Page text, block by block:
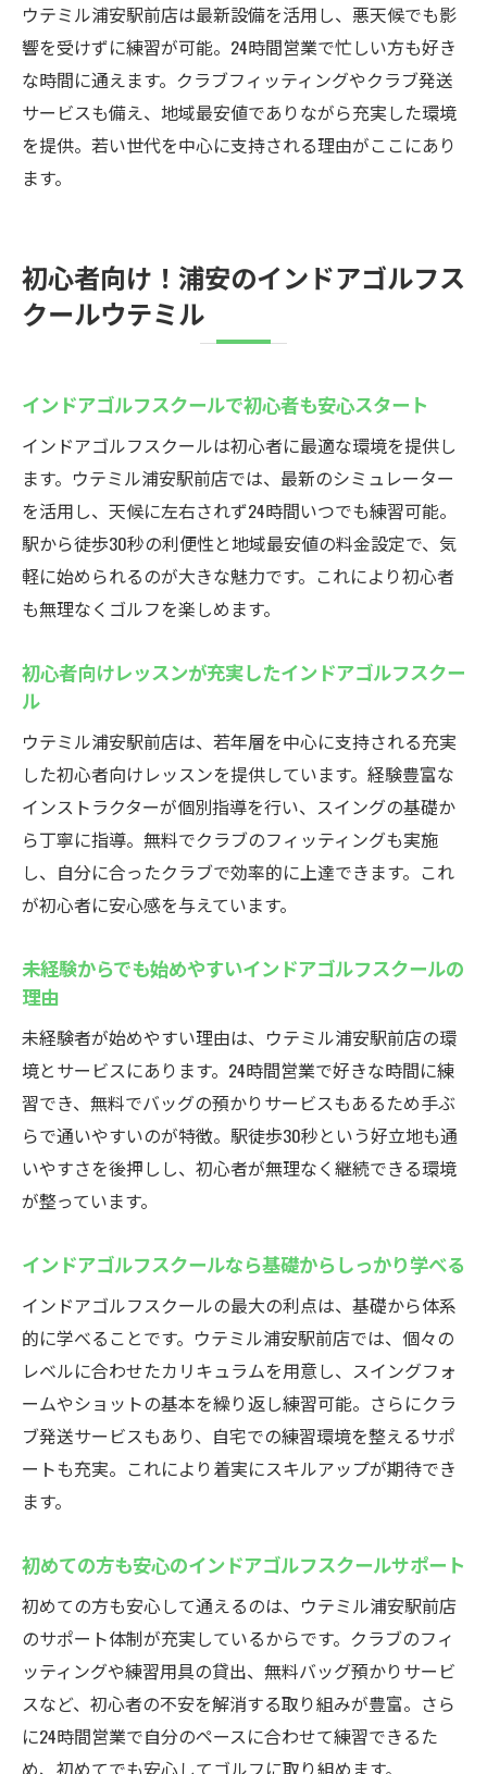
ウテミル浦安駅前店は最新設備を活用し、悪天候でも影
響を受けずに練習が可能。24時間営業で忙しい方も好き
な時間に通えます。クラブフィッティングやクラブ発送
サービスも備え、地域最安値でありながら充実した環境
を提供。若い世代を中心に支持される理由がここにあり
ます。
初心者向け！浦安のインドアゴルフス
クールウテミル
インドアゴルフスクールで初心者も安心スタート
インドアゴルフスクールは初心者に最適な環境を提供し
ます。ウテミル浦安駅前店では、最新のシミュレーター
を活用し、天候に左右されず24時間いつでも練習可能。
駅から徒歩30秒の利便性と地域最安値の料金設定で、気
軽に始められるのが大きな魅力です。これにより初心者
も無理なくゴルフを楽しめます。
初心者向けレッスンが充実したインドアゴルフスクー
ル
ウテミル浦安駅前店は、若年層を中心に支持される充実
した初心者向けレッスンを提供しています。経験豊富な
インストラクターが個別指導を行い、スイングの基礎か
ら丁寧に指導。無料でクラブのフィッティングも実施
し、自分に合ったクラブで効率的に上達できます。これ
が初心者に安心感を与えています。
未経験からでも始めやすいインドアゴルフスクールの
理由
未経験者が始めやすい理由は、ウテミル浦安駅前店の環
境とサービスにあります。24時間営業で好きな時間に練
習でき、無料でバッグの預かりサービスもあるため手ぶ
らで通いやすいのが特徴。駅徒歩30秒という好立地も通
いやすさを後押しし、初心者が無理なく継続できる環境
が整っています。
インドアゴルフスクールなら基礎からしっかり学べる
インドアゴルフスクールの最大の利点は、基礎から体系
的に学べることです。ウテミル浦安駅前店では、個々の
レベルに合わせたカリキュラムを用意し、スイングフォ
ームやショットの基本を繰り返し練習可能。さらにクラ
ブ発送サービスもあり、自宅での練習環境を整えるサポ
ートも充実。これにより着実にスキルアップが期待でき
ます。
初めての方も安心のインドアゴルフスクールサポート
初めての方も安心して通えるのは、ウテミル浦安駅前店
のサポート体制が充実しているからです。クラブのフィ
ッティングや練習用具の貸出、無料バッグ預かりサービ
スなど、初心者の不安を解消する取り組みが豊富。さら
に24時間営業で自分のペースに合わせて練習できるた
め、初めてでも安心してゴルフに取り組めます。